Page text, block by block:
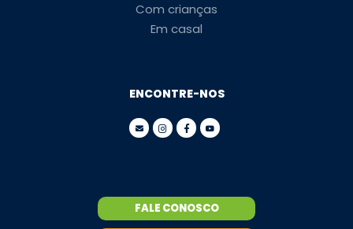
Com crianças
Em casal
ENCONTRE-NOS
FALE CONOSCO